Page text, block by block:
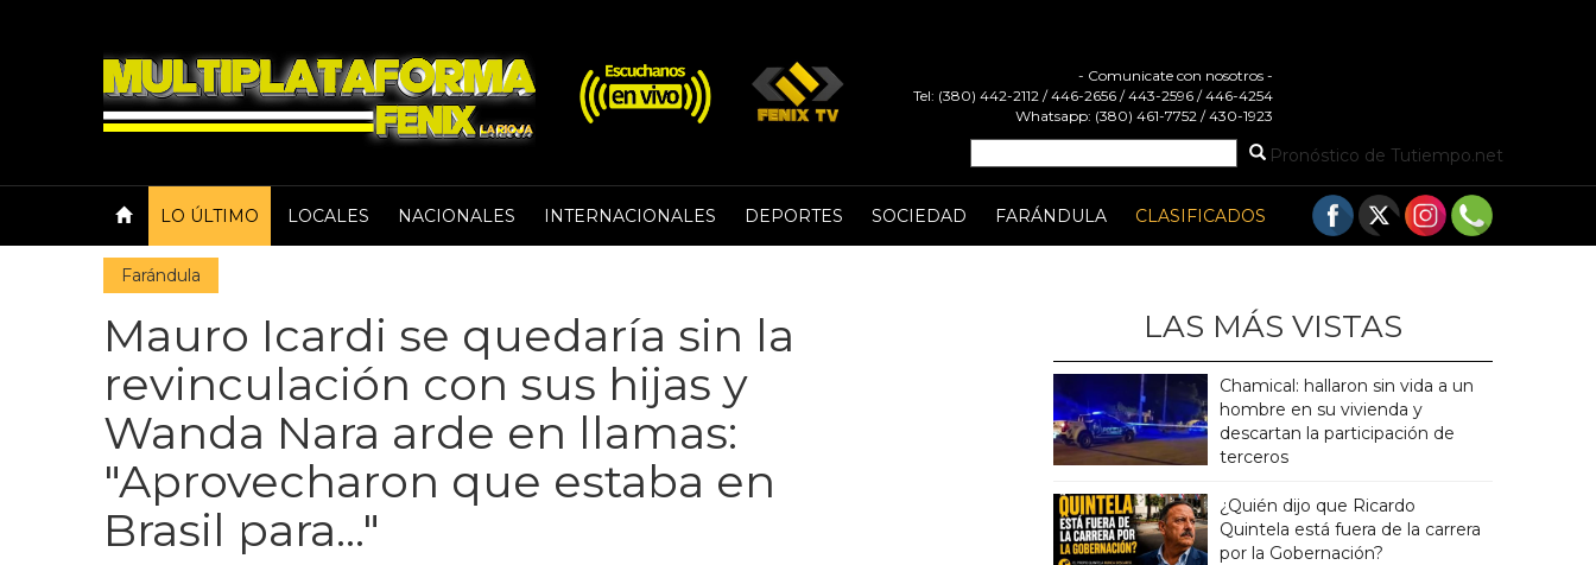
- Comunicate con nosotros -
Tel: (380) 442-2112 / 446-2656 / 443-2596 / 446-4254
Whatsapp: (380) 461-7752 / 430-1923
Pronóstico de Tutiempo.net
LO ÚLTIMO LOCALES NACIONALES INTERNACIONALES DEPORTES SOCIEDAD FARÁNDULA CLASIFICADOS
Farándula
Mauro Icardi se quedaría sin la
revinculación con sus hijas y
Wanda Nara arde en llamas:
"Aprovecharon que estaba en
Brasil para..."
LAS MÁS VISTAS
Chamical: hallaron sin vida a un
hombre en su vivienda y
descartan la participación de
terceros
¿Quién dijo que Ricardo
Quintela está fuera de la carrera
por la Gobernación?